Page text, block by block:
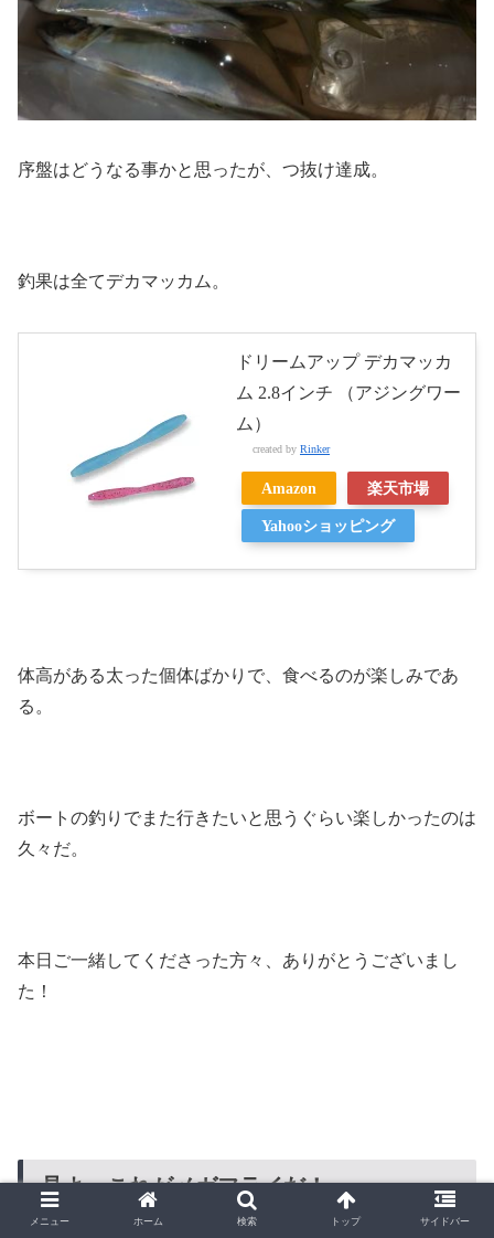
序盤はどうなる事かと思ったが、つ抜け達成。
釣果は全てデカマッカム。
ドリームアップ デカマッカ
ム 2.8インチ （アジングワー
ム）
created by Rinker
Amazon 楽天市場
Yahooショッピング
体高がある太った個体ばかりで、食べるのが楽しみであ
る。
ボートの釣りでまた行きたいと思うぐらい楽しかったのは
久々だ。
本日ご一緒してくださった方々、ありがとうございまし
た！
見よ、これがメガフライだ！
メニュー ホーム 検索 トップ サイドバー